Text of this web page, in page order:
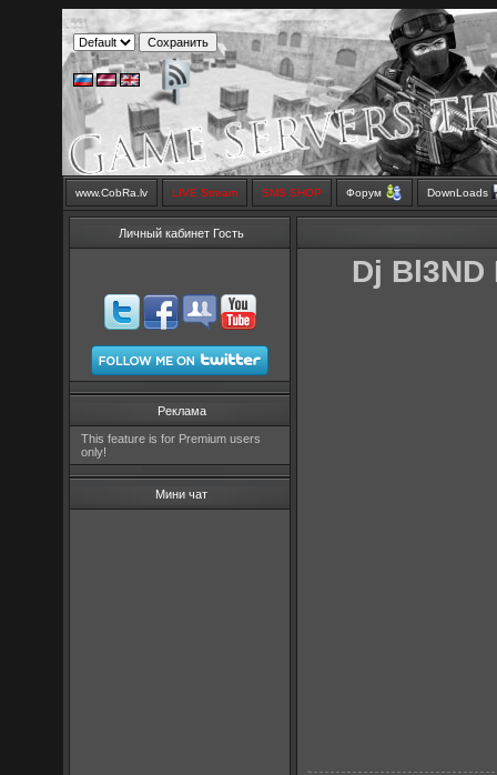
www.CobRa.lv LIVE Stream SMS SHOP Форум DownLoads
Личный кабинет Гость
Реклама
This feature is for Premium users
only!
Мини чат
Dj Bl3ND